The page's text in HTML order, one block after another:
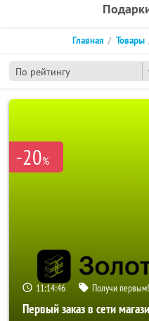
По рейтингу
Главная Товары
-20%
11:14:46 Получи первым!
Первый заказ в сети